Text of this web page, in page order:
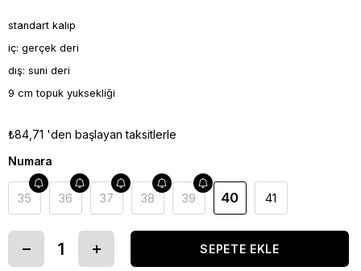
standart kalıp
iç: gerçek deri
dış: suni deri
9 cm topuk yuksekliği
₺84,71 'den başlayan taksitlerle
Numara
35 36 37 38 39 40 41